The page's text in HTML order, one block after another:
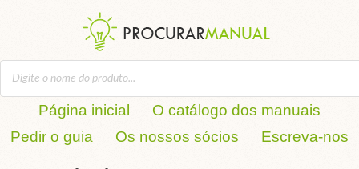
Página inicial
O catálogo dos manuais
Pedir o guia
Os nossos sócios Escreva-nos